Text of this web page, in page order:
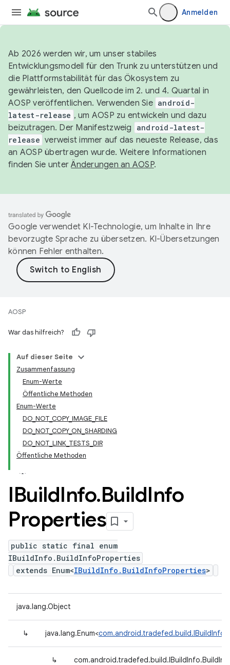
Anmelden
Ab 2026 werden wir, um unser stabiles
Entwicklungsmodell für den Trunk zu unterstützen und
die Plattformstabilität für das Ökosystem zu
gewährleisten, den Quellcode im 2. und 4. Quartal in
AOSP veröffentlichen. Verwenden Sie android-
latest-release , um AOSP zu entwickeln und dazu
beizutragen. Der Manifestzweig
android-latest-
release verweist immer auf das neueste Release, das
an AOSP übertragen wurde. Weitere Informationen
finden Sie unterÄnderungen an AOSP.
Google verwendet KI-Technologie, um Inhalte in Ihre
bevorzugte Sprache zu übersetzen. KI-Übersetzungen
können Fehler enthalten.
AOSP
War das hilfreich?
Auf dieser Seite
Zusammenfassung
Enum-Werte
Öffentliche Methoden
Enum-Werte
DO_NOT_COPY_IMAGE_FILE
DO_NOT_COPY_ON_SHARDING
DO_NOT_LINK_TESTS_DIR
Öffentliche Methoden
IBuildInfo.BuildInfo
Properties
public static final enum
IBuildInfo.BuildInfoProperties
extends Enum<IBuildInfo.BuildInfoProperties>
java.lang.Object
↳ java.lang.Enum<
↳